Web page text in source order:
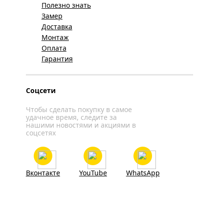
Полезно знать
Замер
Доставка
Монтаж
Оплата
Гарантия
Соцсети
Чтобы сделать покупку в самое
удачное время, следите за
нашими новостями и акциями в
соцсетях
Вконтакте YouTube WhatsApp